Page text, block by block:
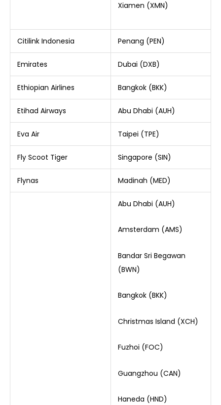
Xiamen (XMN)
Citilink Indonesia Penang (PEN)
Emirates Dubai (DXB)
Ethiopian Airlines Bangkok (BKK)
Etihad Airways Abu Dhabi (AUH)
Eva Air Taipei (TPE)
Fly Scoot Tiger Singapore (SIN)
Flynas Madinah (MED)
Abu Dhabi (AUH)
Amsterdam (AMS)
Bandar Sri Begawan
(BWN)
Bangkok (BKK)
Christmas Island (XCH)
Fuzhoi (FOC)
Guangzhou (CAN)
Haneda (HND)